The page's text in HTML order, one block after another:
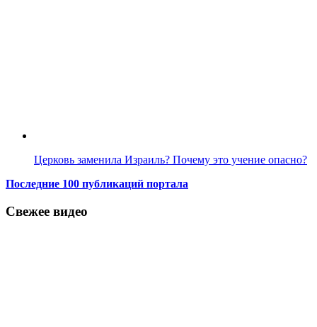
Церковь заменила Израиль? Почему это учение опасно?
Последние 100 публикаций портала
Свежее видео